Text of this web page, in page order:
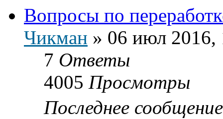
Вопросы по
Чикман » 06 июл 2016,
7 Ответы
4005 Просмотры
Последнее